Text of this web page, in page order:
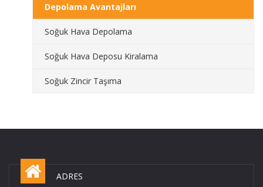
Depolama Avantajları
Soğuk Hava Depolama
Soğuk Hava Deposu Kiralama
Soğuk Zincir Taşıma
ADRES